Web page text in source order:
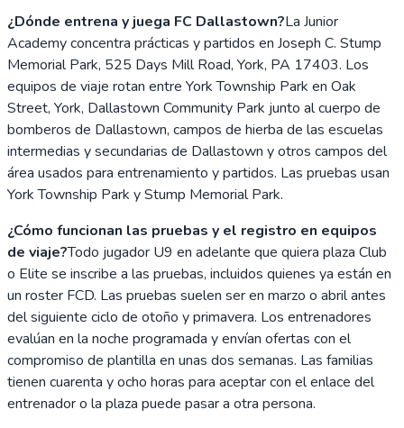
¿Dónde entrena y juega FC Dallastown?La Junior
Academy concentra prácticas y partidos en Joseph C. Stump
Memorial Park, 525 Days Mill Road, York, PA 17403. Los
equipos de viaje rotan entre York Township Park en Oak
Street, York, Dallastown Community Park junto al cuerpo de
bomberos de Dallastown, campos de hierba de las escuelas
intermedias y secundarias de Dallastown y otros campos del
área usados para entrenamiento y partidos. Las pruebas usan
York Township Park y Stump Memorial Park.
¿Cómo funcionan las pruebas y el registro en equipos
de viaje?Todo jugador U9 en adelante que quiera plaza Club
o Elite se inscribe a las pruebas, incluidos quienes ya están en
un roster FCD. Las pruebas suelen ser en marzo o abril antes
del siguiente ciclo de otoño y primavera. Los entrenadores
evalúan en la noche programada y envían ofertas con el
compromiso de plantilla en unas dos semanas. Las familias
tienen cuarenta y ocho horas para aceptar con el enlace del
entrenador o la plaza puede pasar a otra persona.